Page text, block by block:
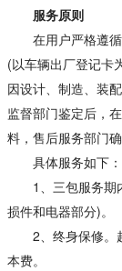
服务原则
在用户严格遵循
(以车辆出厂登记卡
因设计、制造、装
监督部门鉴定后，
料，售后服务部门
具体服务如下：
1、三包服务期
损件和电器部分)。
2、终身保修。
本费。